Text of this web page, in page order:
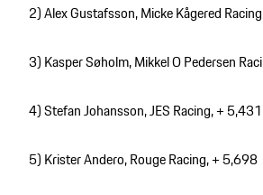
2) Alex Gustafsson, Micke Kågered
3) Kasper Søholm, Mikkel O Pedersen
4) Stefan Johansson, JES Racing, + 5,431
5) Krister Andero, Rouge Racing, + 5,698